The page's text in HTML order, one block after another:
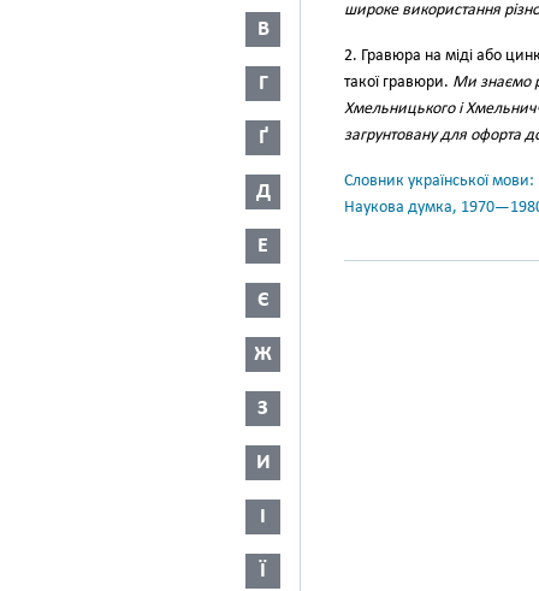
В
Г
Ґ
Д
Е
Є
Ж
З
И
І
Ї
широке використання
2. Гравюра на міді або
такої гравюри. Ми знаємо
Хмельницького і
загрунтовану для офорта
Словник української
Наукова думка,